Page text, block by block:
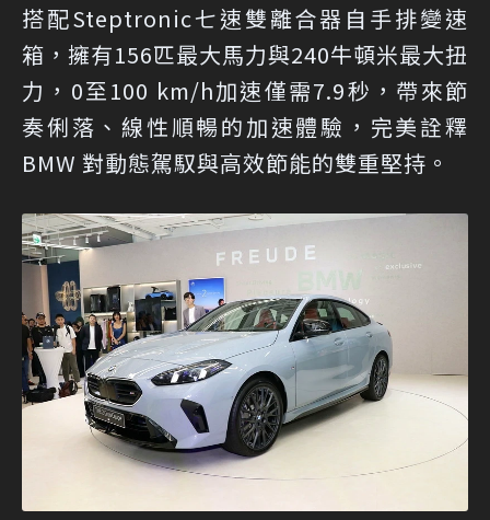
搭配Steptronic七速雙離合器自手排變速
箱，擁有156匹最大馬力與240牛頓米最大扭
力，0至100 km/h加速僅需7.9秒，帶來節
奏俐落、線性順暢的加速體驗，完美詮釋
BMW 對動態駕馭與高效節能的雙重堅持。